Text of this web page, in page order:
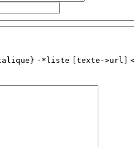
-*liste [texte->url]